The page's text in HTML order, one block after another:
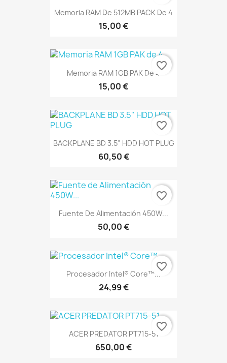
Memoria RAM De 512MB PACK De 4
15,00 €
Memoria RAM 1GB PAK De 4
15,00 €
favorite_border
BACKPLANE BD 3.5" HDD HOT PLUG
60,50 €
favorite_border
Fuente De Alimentación 450W...
50,00 €
favorite_border
Procesador Intel® Core™...
24,99 €
favorite_border
ACER PREDATOR PT715-51
650,00 €
favorite_border